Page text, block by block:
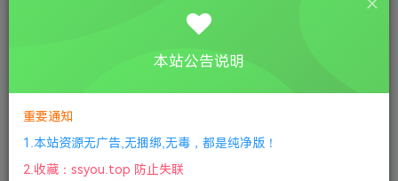
①下载安装教程
库下载 ④ DX修复下载
版本介绍：v20220303|容量4GB|官方简体中文|支持键盘.鼠
本站公告说明
重要通知
1.本站资源无广告,无捆绑,无毒，都是纯净版！
2.收藏：ssyou.top 防止失联